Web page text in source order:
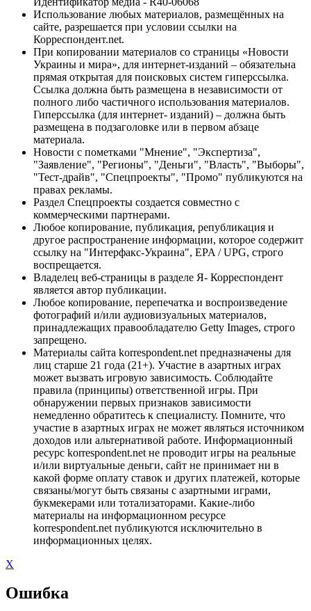
Использование любых материалов, размещённых на
сайте, разрешается при условии ссылки на
Корреспондент.net.
При копировании материалов со страницы «Новости
Украины и мира», для интернет-изданий – обязательна
прямая открытая для поисковых систем гиперссылка.
Ссылка должна быть размещена в независимости от
полного либо частичного использования материалов.
Гиперссылка (для интернет- изданий) – должна быть
размещена в подзаголовке или в первом абзаце
материала.
Новости с пометками "Мнение", "Экспертиза",
"Заявление", "Регионы", "Деньги", "Власть", "Выборы",
"Тест-драйв", "Спецпроекты", "Промо" публикуются на
правах рекламы.
Раздел Спецпроекты создается совместно с
коммерческими партнерами.
Любое копирование, публикация, републикация и
другое распространение информации, которое содержит
ссылку на "Интерфакс-Украина", EPA / UPG, строго
воспрещается.
Владелец веб-страницы в разделе Я- Корреспондент
является автор публикации.
Любое копирование, перепечатка и воспроизведение
фотографий и/или аудиовизуальных материалов,
принадлежащих правообладателю Getty Images, строго
запрещено.
Материалы сайта korrespondent.net предназначены для
лиц старше 21 года (21+). Участие в азартных играх
может вызвать игровую зависимость. Соблюдайте
правила (принципы) ответственной игры. При
обнаружении первых признаков зависимости
немедленно обратитесь к специалисту. Помните, что
участие в азартных играх не может являться источником
доходов или альтернативой работе. Информационный
ресурс korrespondent.net не проводит игры на реальные
и/или виртуальные деньги, сайт не принимает ни в
какой форме оплату ставок и других платежей, которые
связаны/могут быть связаны с азартными играми,
букмекерами или тотализаторами. Какие-либо
материалы на информационном ресурсе
korrespondent.net публикуются исключительно в
информационных целях.
X
Ошибка